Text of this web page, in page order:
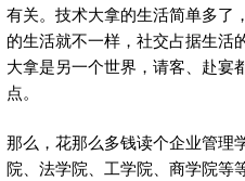
有关。技术大拿的生活简单多了
的生活就不一样，社交占据生活
大拿是另一个世界，请客、赴宴
点。
那么，花那么多钱读个企业管理
院、法学院、工学院、商学院等